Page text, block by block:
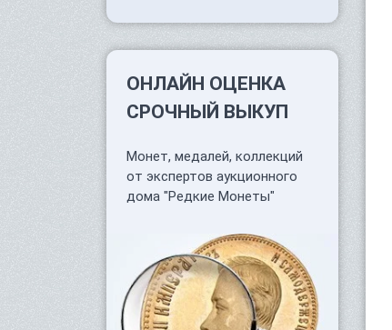
ОНЛАЙН ОЦЕНКА
СРОЧНЫЙ ВЫКУП
Монет, медалей, коллекций
от экспертов аукционного
дома "Редкие Монеты"